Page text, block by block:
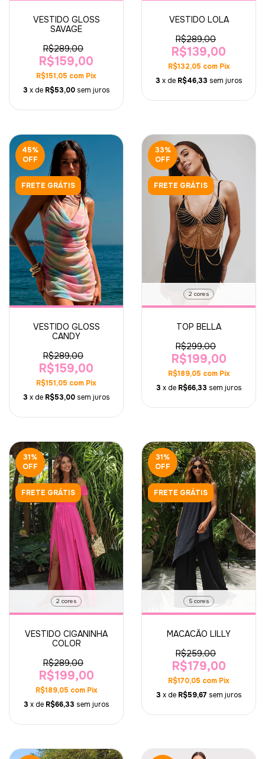
VESTIDO GLOSS
SAVAGE
R$289,00
R$159,00
R$151,05 com Pix
3 x de R$53,00 sem juros
VESTIDO LOLA
R$289,00
R$139,00
R$132,05 com Pix
3 x de R$46,33 sem juros
45%
OFF
FRETE GRÁTIS
VESTIDO GLOSS
CANDY
R$289,00
R$159,00
R$151,05 com Pix
3 x de R$53,00 sem juros
33%
OFF
FRETE GRÁTIS
2 cores
TOP BELLA
R$299,00
R$199,00
R$189,05 com Pix
3 x de R$66,33 sem juros
31%
OFF
FRETE GRÁTIS
2 cores
VESTIDO CIGANINHA
COLOR
R$289,00
R$199,00
R$189,05 com Pix
3 x de R$66,33 sem juros
31%
OFF
FRETE GRÁTIS
5 cores
MACACÃO LILLY
R$259,00
R$179,00
R$170,05 com Pix
3 x de R$59,67 sem juros